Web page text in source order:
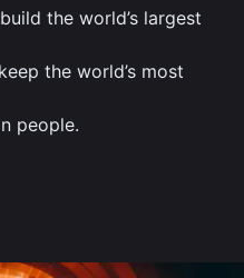
the world’s largest
the world’s most
people.